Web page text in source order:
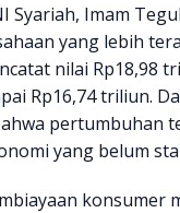
Syariah, Imam
yang lebih
nilai Rp18,98
Rp16,74 triliun.
pertumbuhan
yang belum
konsumer